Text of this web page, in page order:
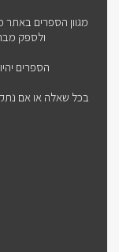
מגוון הספרים
ולספק
הספרים
בכל שאלה או אם